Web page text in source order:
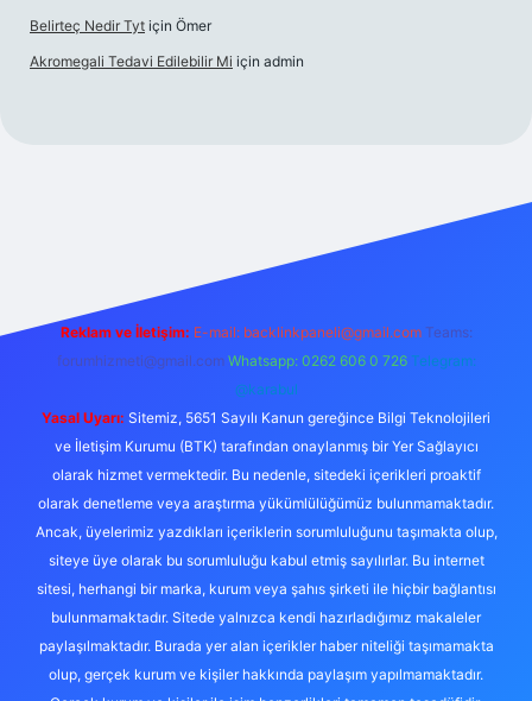
Belirteç Nedir Tyt için Ömer
Akromegali Tedavi Edilebilir Mi için admin
Reklam ve İletişim: E-mail: backlinkpaneli@gmail.com Teams:
forumhizmeti@gmail.com Whatsapp: 0262 606 0 726 Telegram:
@karabul
Yasal Uyarı: Sitemiz, 5651 Sayılı Kanun gereğince Bilgi Teknolojileri
ve İletişim Kurumu (BTK) tarafından onaylanmış bir Yer Sağlayıcı
olarak hizmet vermektedir. Bu nedenle, sitedeki içerikleri proaktif
olarak denetleme veya araştırma yükümlülüğümüz bulunmamaktadır.
Ancak, üyelerimiz yazdıkları içeriklerin sorumluluğunu taşımakta olup,
siteye üye olarak bu sorumluluğu kabul etmiş sayılırlar. Bu internet
sitesi, herhangi bir marka, kurum veya şahıs şirketi ile hiçbir bağlantısı
bulunmamaktadır. Sitede yalnızca kendi hazırladığımız makaleler
paylaşılmaktadır. Burada yer alan içerikler haber niteliği taşımamakta
olup, gerçek kurum ve kişiler hakkında paylaşım yapılmamaktadır.